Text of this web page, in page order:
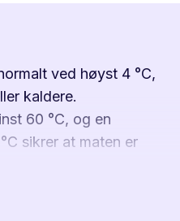
ved høyst 4 °C,
kaldere.
60 °C, og en
sikrer at maten er
fra rundt 60 til under 10